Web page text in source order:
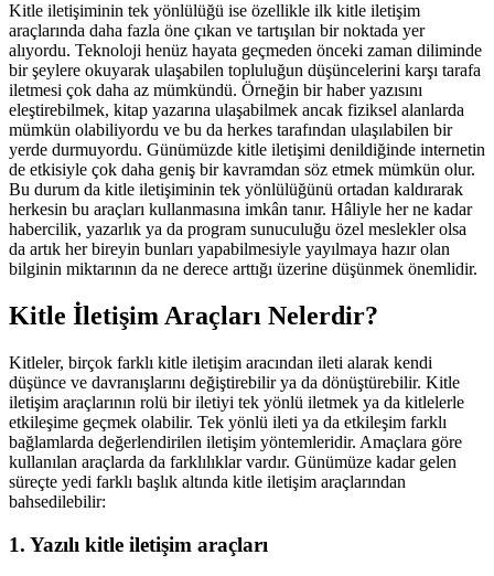
Kitle iletişiminin tek yönlülüğü ise özellikle ilk kitle iletişim
araçlarında daha fazla öne çıkan ve tartışılan bir noktada yer
alıyordu. Teknoloji henüz hayata geçmeden önceki zaman diliminde
bir şeylere okuyarak ulaşabilen topluluğun düşüncelerini karşı tarafa
iletmesi çok daha az mümkündü. Örneğin bir haber yazısını
eleştirebilmek, kitap yazarına ulaşabilmek ancak fiziksel alanlarda
mümkün olabiliyordu ve bu da herkes tarafından ulaşılabilen bir
yerde durmuyordu. Günümüzde kitle iletişimi denildiğinde internetin
de etkisiyle çok daha geniş bir kavramdan söz etmek mümkün olur.
Bu durum da kitle iletişiminin tek yönlülüğünü ortadan kaldırarak
herkesin bu araçları kullanmasına imkân tanır. Hâliyle her ne kadar
habercilik, yazarlık ya da program sunuculuğu özel meslekler olsa
da artık her bireyin bunları yapabilmesiyle yayılmaya hazır olan
bilginin miktarının da ne derece arttığı üzerine düşünmek önemlidir.
Kitle İletişim Araçları Nelerdir?
Kitleler, birçok farklı kitle iletişim aracından ileti alarak kendi
düşünce ve davranışlarını değiştirebilir ya da dönüştürebilir. Kitle
iletişim araçlarının rolü bir iletiyi tek yönlü iletmek ya da kitlelerle
etkileşime geçmek olabilir. Tek yönlü ileti ya da etkileşim farklı
bağlamlarda değerlendirilen iletişim yöntemleridir. Amaçlara göre
kullanılan araçlarda da farklılıklar vardır. Günümüze kadar gelen
süreçte yedi farklı başlık altında kitle iletişim araçlarından
bahsedilebilir:
1. Yazılı kitle iletişim araçları